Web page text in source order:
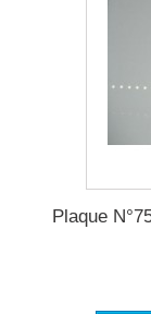
Plaque